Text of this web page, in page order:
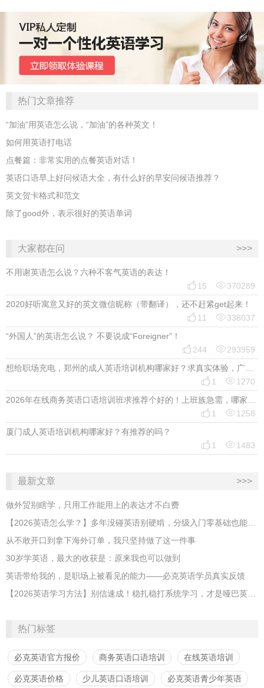
热门文章推荐
“加油”用英语怎么说，“加油”的各种英文！
如何用英语打电话
点餐篇：非常实用的点餐英语对话！
英语口语早上好问候语大全，有什么好的早安问候语推荐？
英文贺卡格式和范文
除了good外，表示很好的英语单词
大家都在问 >>>
不用谢英语怎么说？六种不客气英语的表达！
 15 370289
2020好听寓意又好的英文微信昵称（带翻译），还不赶紧get起来！
 11 338037
“外国人”的英语怎么说？ 不要说成“Foreigner”！
 244 293959
想给职场充电，郑州的成人英语培训机构哪家好？求真实体验，广告勿扰，感谢！
 1 1270
2026年在线商务英语口语培训班求推荐个好的！上班族急需，哪家好？
 1 1258
厦门成人英语培训机构哪家好？有推荐的吗？
 1 1483
最新文章 >>>
做外贸别瞎学，只用工作能用上的表达才不白费
【2026英语怎么学？】多年没碰英语别硬啃，分级入门零基础也能跟上
从不敢开口到拿下海外订单，我只坚持做了这一件事
30岁学英语，最大的收获是：原来我也可以做到
英语带给我的，是职场上被看见的能力——必克英语学员真实反馈
【2026英语学习方法】别信速成！稳扎稳打系统学习，才是哑巴英语解药
热门标签
必克英语官方报价 商务英语口语培训 在线英语培训
必克英语价格 少儿英语口语培训 必克英语青少年英语